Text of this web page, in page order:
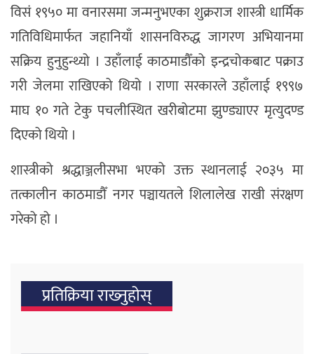
विसं १९५० मा वनारसमा जन्मनुभएका शुक्रराज शास्त्री धार्मिक
गतिविधिमार्फत जहानियाँ शासनविरुद्ध जागरण अभियानमा
सक्रिय हुनुहुन्थ्यो । उहाँलाई काठमाडौँको इन्द्रचोकबाट पक्राउ
गरी जेलमा राखिएको थियो । राणा सरकारले उहाँलाई १९९७
माघ १० गते टेकु पचलीस्थित खरीबोटमा झुण्ड्याएर मृत्युदण्ड
दिएको थियो ।
शास्त्रीको श्रद्धाञ्जलीसभा भएको उक्त स्थानलाई २०३५ मा
तत्कालीन काठमाडौँ नगर पञ्चायतले शिलालेख राखी संरक्षण
गरेको हो ।
प्रतिक्रिया राख्‍नुहोस्